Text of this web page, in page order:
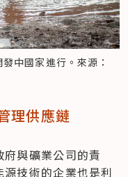
中國家進行。來源：
理供應鏈
與礦業公司的責
技術的企業也是利